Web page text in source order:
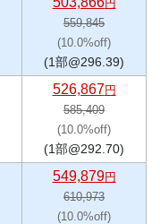
円
559,845
(10.0%off)
(1部@296.39)
526,867円
585,409
(10.0%off)
(1部@292.70)
549,879円
610,973
(10.0%off)